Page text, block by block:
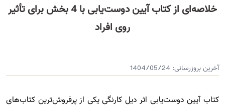
خلاصه‌ای از کتاب آیین دوست‌یابی با 4 بخش برای تأثیر
روی افراد
آخرین بروزرسانی: 1404/05/24
کتاب آیین دوست‌یابی اثر دیل کارنگی یکی از پرفروش‌ترین کتاب‌های